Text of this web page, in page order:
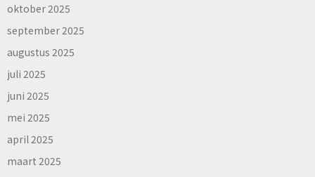
oktober 2025
september 2025
augustus 2025
juli 2025
juni 2025
mei 2025
april 2025
maart 2025